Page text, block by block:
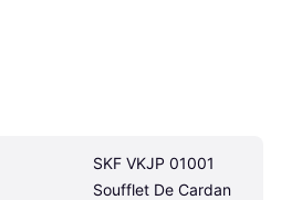
SKF VKJP 01001
Soufflet De Cardan